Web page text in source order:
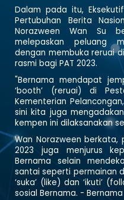
Dalam pada itu,
Pertubuhan Berita
Norazween Wan Su
melepaskan peluang
dengan membuka reruai
rasmi bagi PAT 2023.
"Bernama mendapat
‘booth’ (reruai) di
Kementerian
sini kita juga
kempen ini dilaksanakan
Wan Norazween berkata,
2023 juga menjurus
Bernama selain
santai seperti permainan
‘suka’ (like) dan ‘ikuti’
sosial Bernama. - Bernama